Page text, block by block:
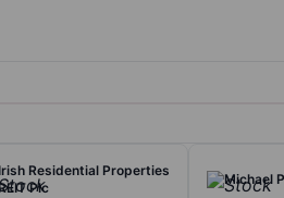
Irish Residential Properties
Plc
Michael